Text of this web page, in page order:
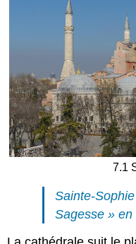
7.1
Sainte-
Sagesse » en